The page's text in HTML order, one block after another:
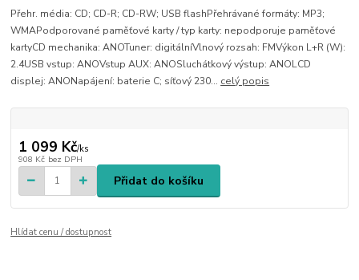
Přehr. média: CD; CD-R; CD-RW; USB flashPřehrávané formáty: MP3;
WMAPodporované paměťové karty / typ karty: nepodporuje paměťové
kartyCD mechanika: ANOTuner: digitálníVlnový rozsah: FMVýkon L+R (W):
2.4USB vstup: ANOVstup AUX: ANOSluchátkový výstup: ANOLCD
displej: ANONapájení: baterie C; síťový 230... celý popis
1 099 Kč/ks
908 Kč bez DPH
Přidat do košíku
Hlídat cenu / dostupnost